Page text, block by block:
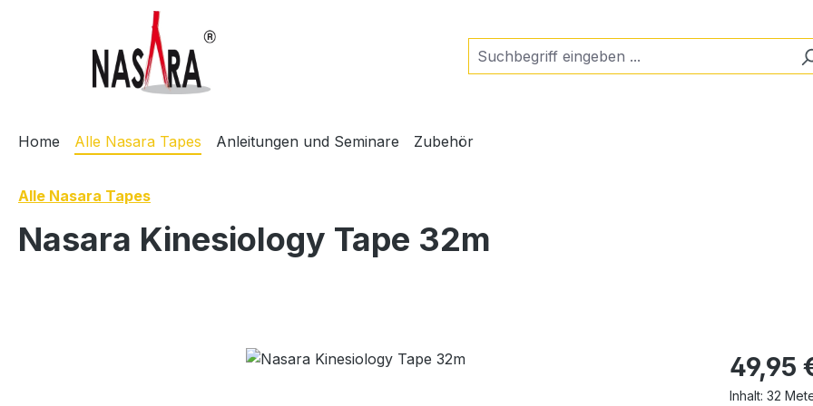
Hauptinhalt springen
Zur Hauptnavigation springen
Home Alle Nasara Tapes Anleitungen und Seminare Zubehör
Alle Nasara Tapes
Nasara Kinesiology Tape 32m
Regulärer
49,95
Inhalt: 32